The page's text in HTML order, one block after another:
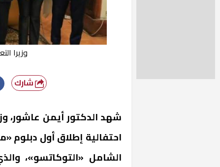
وزيرا
شارك
شهد الدكتور أيمن عاشور،
احتفالية إطلاق أول دبلوم
الشامل «التوكاتسو»،